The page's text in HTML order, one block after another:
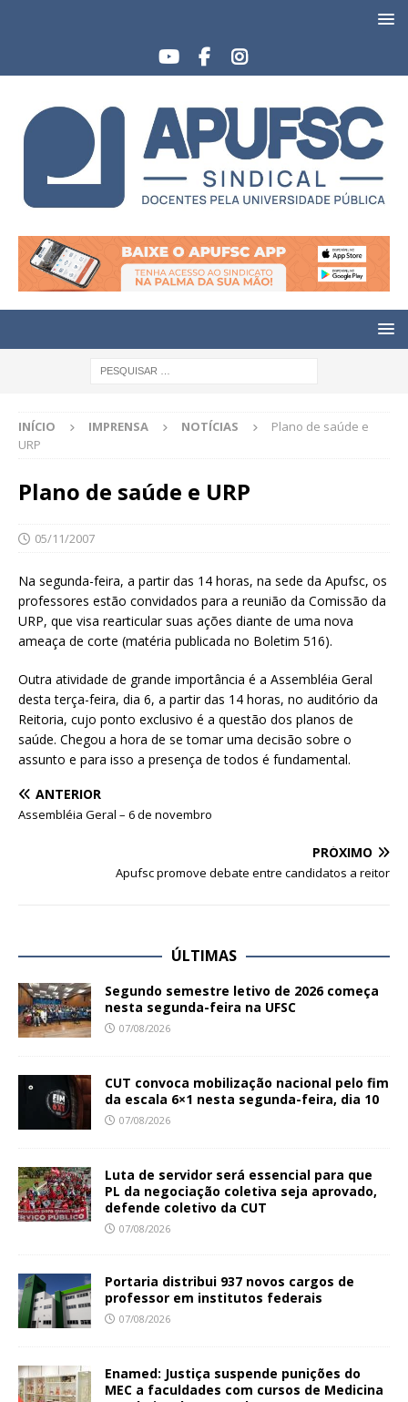
INÍCIO IMPRENSA NOTÍCIAS
Plano de saúde e
URP
Plano de saúde e URP
05/11/2007
Na segunda-feira, a partir das 14 horas, na sede da Apufsc, os
professores estão convidados para a reunião da Comissão da
URP, que visa rearticular suas ações diante de uma nova
ameaça de corte (matéria publicada no Boletim 516).
Outra atividade de grande importância é a Assembléia Geral
desta terça-feira, dia 6, a partir das 14 horas, no auditório da
Reitoria, cujo ponto exclusivo é a questão dos planos de
saúde. Chegou a hora de se tomar uma decisão sobre o
assunto e para isso a presença de todos é fundamental.
ANTERIOR
Assembléia Geral – 6 de novembro
PRÓXIMO
Apufsc promove debate entre candidatos a reitor
ÚLTIMAS
Segundo semestre letivo de 2026 começa
nesta segunda-feira na UFSC
07/08/2026
CUT convoca mobilização nacional pelo fim
da escala 6×1 nesta segunda-feira, dia 10
07/08/2026
Luta de servidor será essencial para que
PL da negociação coletiva seja aprovado,
defende coletivo da CUT
07/08/2026
Portaria distribui 937 novos cargos de
professor em institutos federais
07/08/2026
Enamed: Justiça suspende punições do
MEC a faculdades com cursos de Medicina